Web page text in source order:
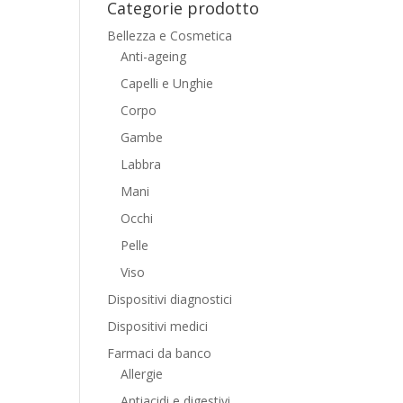
Categorie prodotto
Bellezza e Cosmetica
Anti-ageing
Capelli e Unghie
Corpo
Gambe
Labbra
Mani
Occhi
Pelle
Viso
Dispositivi diagnostici
Dispositivi medici
Farmaci da banco
Allergie